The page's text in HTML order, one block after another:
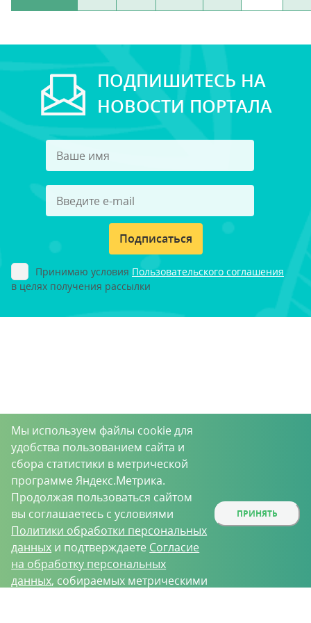
ПОДПИШИТЕСЬ НА
НОВОСТИ ПОРТАЛА
Подписаться
Принимаю условия Пользовательского соглашения
в целях получения рассылки
Мы используем файлы cookie для
удобства пользованием сайта и
сбора статистики в метрической
программе Яндекс.Метрика.
Продолжая пользоваться сайтом
вы соглашаетесь с условиями
Политики обработки персональных
данных и подтверждаете Согласие
на обработку персональных
данных, собираемых метрическими
ПРИНЯТЬ